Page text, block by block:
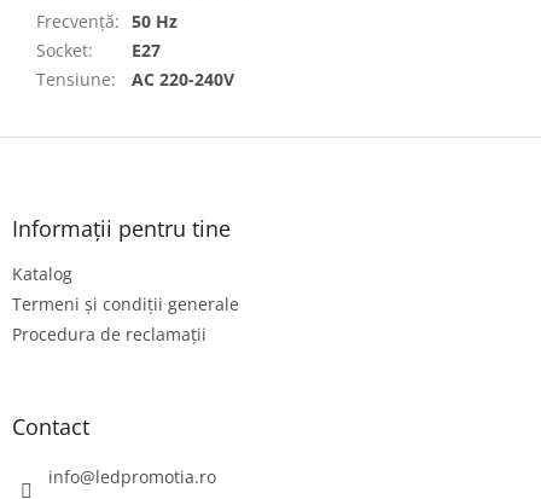
Frecvență: 50 Hz
Socket:
E27
Tensiune: AC 220-240V
S
Informații pentru tine
Katalog
Termeni și condiții generale
Procedura de reclamații
Contact
info@ledpromotia.ro